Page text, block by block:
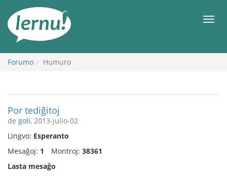
enhavo
Forumo Humuro
Por tediĝitoj
de goli, 2013-julio-02
Lingvo: Esperanto
Mesaĝoj: 1 Montroj: 38361
Lasta mesaĝo